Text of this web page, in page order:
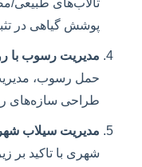
پوشش گیاهی در
مدیریت رسوب با
حمل رسوب،
طراحی سازه‌های
مدیریت سیلاب
شهری با تاکید بر